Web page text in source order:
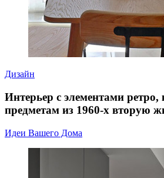
Дизайн
Интерьер с элементами
предметам из 1960-х вторую
Идеи Вашего Дома